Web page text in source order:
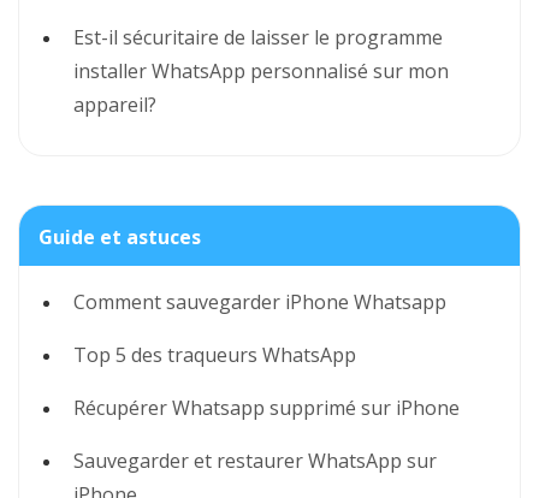
Est-il sécuritaire de laisser le programme
installer WhatsApp personnalisé sur mon
appareil?
Guide et astuces
Comment sauvegarder iPhone Whatsapp
Top 5 des traqueurs WhatsApp
Récupérer Whatsapp supprimé sur iPhone
Sauvegarder et restaurer WhatsApp sur